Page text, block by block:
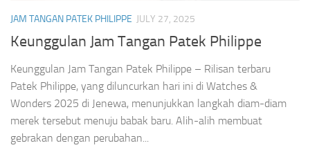
JAM TANGAN PATEK PHILIPPE JULY 27, 2025
Keunggulan Jam Tangan Patek Philippe
Keunggulan Jam Tangan Patek Philippe – Rilisan terbaru
Patek Philippe, yang diluncurkan hari ini di Watches &
Wonders 2025 di Jenewa, menunjukkan langkah diam-diam
merek tersebut menuju babak baru. Alih-alih membuat
gebrakan dengan perubahan...